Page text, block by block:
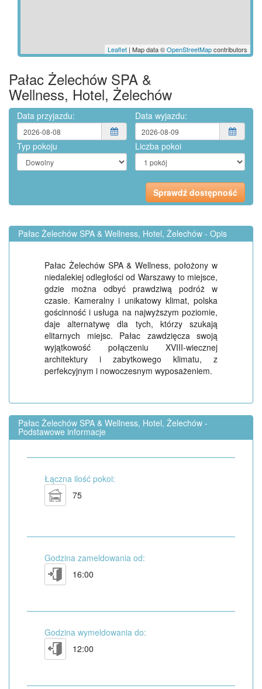
Leaflet | Map data ©OpenStreetMapcontributors
Pałac Żelechów SPA &
Wellness, Hotel, Żelechów
Data przyjazdu: Data wyjazdu:
Typ pokoju Liczba pokoi
Pałac Żelechów SPA & Wellness, Hotel, Żelechów - Opis
Pałac Żelechów SPA & Wellness, położony w
niedalekiej odległości od Warszawy to miejsce,
gdzie można odbyć prawdziwą podróż w
czasie. Kameralny i unikatowy klimat, polska
gościnność i usługa na najwyższym poziomie,
daje alternatywę dla tych, którzy szukają
elitarnych miejsc. Pałac zawdzięcza swoją
wyjątkowość połączeniu XVIII-wiecznej
architektury i zabytkowego klimatu, z
perfekcyjnym i nowoczesnym wyposażeniem.
Pałac Żelechów SPA & Wellness, Hotel, Żelechów -
Podstawowe informacje
Łączna ilość pokoi:
75
Godzina zameldowania od:
16:00
Godzina wymeldowania do:
12:00